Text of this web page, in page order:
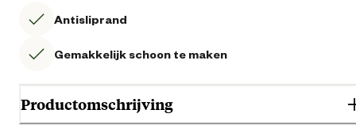
Antisliprand
Gemakkelijk schoon te maken
Productomschrijving